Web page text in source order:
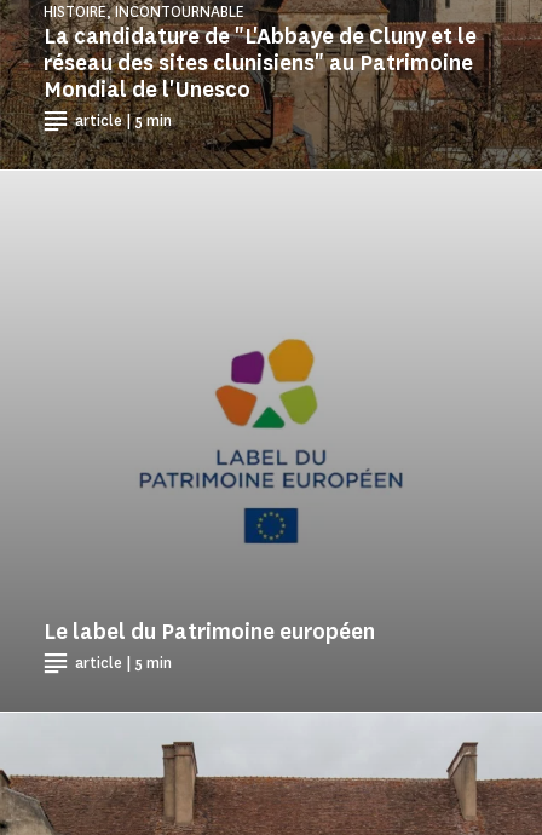
La candidature de "L'Abbaye de Cluny et le
réseau des sites clunisiens" au Patrimoine
Mondial de l'Unesco
HISTOIRE, INCONTOURNABLE
article | 5 min
Le label du Patrimoine européen
article | 5 min